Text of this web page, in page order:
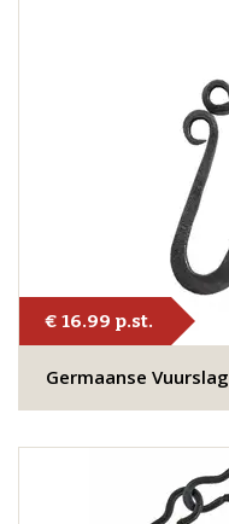
€ 16.99 p.st.
Germaanse Vuurslag